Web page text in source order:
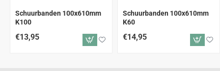
Schuurbanden 100x610mm
K100
€13,95
Schuurbanden 100x610mm
K60
€14,95